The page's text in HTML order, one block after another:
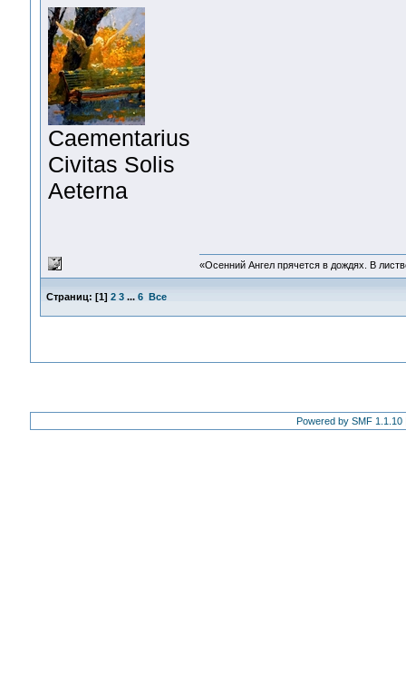
Сaementarius
Civitas Solis
Aeterna
«Осенний Ангел прячется в дождях. В
Страниц: [1] 2 3 ... 6 Все
Powered by SMF 1.1.10